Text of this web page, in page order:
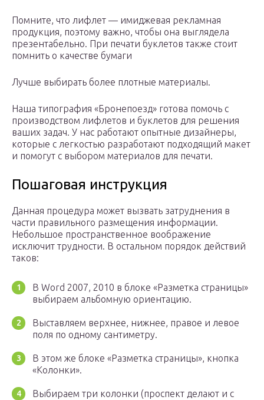
Помните, что лифлет — имиджевая рекламная
продукция, поэтому важно, чтобы она выглядела
презентабельно. При печати буклетов также стоит
помнить о качестве бумаги
Лучше выбирать более плотные материалы.
Наша типография «Бронепоезд» готова помочь с
производством лифлетов и буклетов для решения
ваших задач. У нас работают опытные дизайнеры,
которые с легкостью разработают подходящий макет
и помогут с выбором материалов для печати.
Пошаговая инструкция
Данная процедура может вызвать затруднения в
части правильного размещения информации.
Небольшое пространственное воображение
исключит трудности. В остальном порядок действий
таков:
В Word 2007, 2010 в блоке «Разметка страницы»
выбираем альбомную ориентацию.
Выставляем верхнее, нижнее, правое и левое
поля по одному сантиметру.
В этом же блоке «Разметка страницы», кнопка
«Колонки».
Выбираем три колонки (проспект делают и с